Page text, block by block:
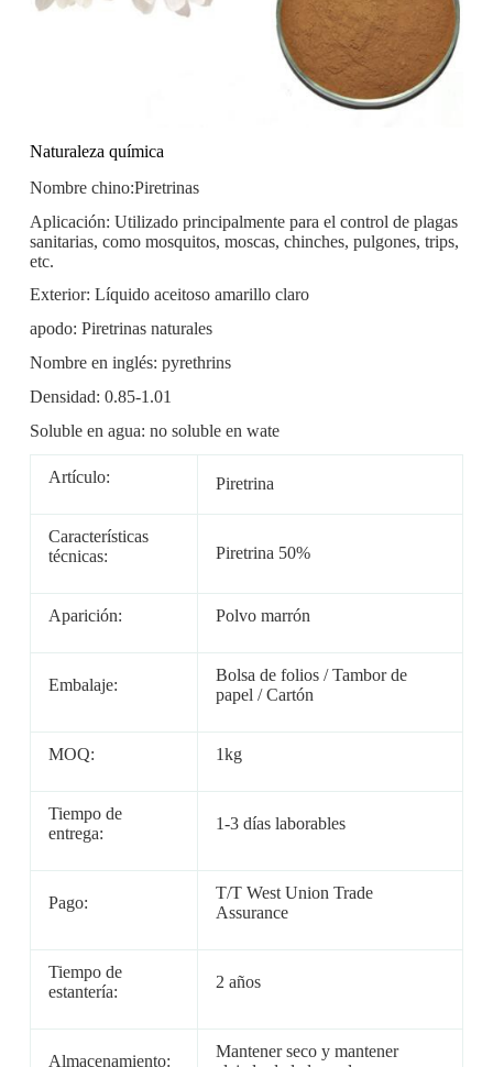
Naturaleza química
Nombre chino:Piretrinas
Aplicación: Utilizado principalmente para el control de plagas
sanitarias, como mosquitos, moscas, chinches, pulgones, trips,
etc.
Exterior: Líquido aceitoso amarillo claro
apodo: Piretrinas naturales
Nombre en inglés: pyrethrins
Densidad: 0.85-1.01
Soluble en agua: no soluble en wate
Artículo: Piretrina
Características
técnicas:
Piretrina 50%
Aparición: Polvo marrón
Embalaje:
Bolsa de folios / Tambor de
papel / Cartón
MOQ: 1kg
Tiempo de
entrega:
1-3 días laborables
Pago:
T/T West Union Trade
Assurance
Tiempo de
estantería:
2 años
Almacenamiento:
Mantener seco y mantener